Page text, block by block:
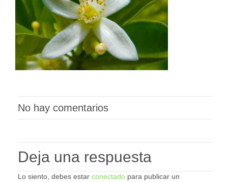
No hay comentarios
Deja una respuesta
Lo siento, debes estar conectado para publicar un